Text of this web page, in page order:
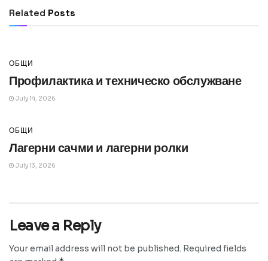
Related Posts
ОБЩИ
Профилактика и техническо обслужване
July 14, 2026
ОБЩИ
Лагерни сачми и лагерни ролки
July 13, 2026
Leave a Reply
Your email address will not be published. Required fields